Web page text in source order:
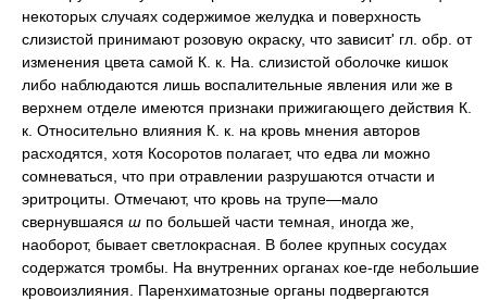
некоторых случаях содержимое желудка и поверхность
слизистой принимают розовую окраску, что зависит' гл. обр. от
изменения цвета самой К. к. На. слизистой оболочке кишок
либо наблюдаются лишь воспалительные явления или же в
верхнем отделе имеются признаки прижигающего действия К.
к. Относительно влияния К. к. на кровь мнения авторов
расходятся, хотя Косоротов полагает, что едва ли можно
сомневаться, что при отравлении разрушаются отчасти и
эритроциты. Отмечают, что кровь на трупе—мало
свернувшаяся ш по большей части темная, иногда же,
наоборот, бывает светлокрасная. В более крупных сосудах
содержатся тромбы. На внутренних органах кое-где небольшие
кровоизлияния. Паренхиматозные органы подвергаются